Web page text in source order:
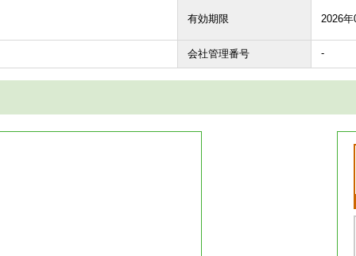
有効期限 2026年
会社管理番号 -